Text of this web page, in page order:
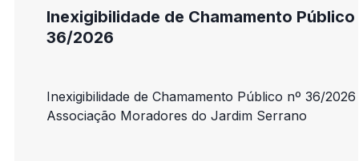
Inexigibilidade de Chamamento Público
36/2026
Inexigibilidade de Chamamento Público nº 36/
Associação Moradores do Jardim Serrano